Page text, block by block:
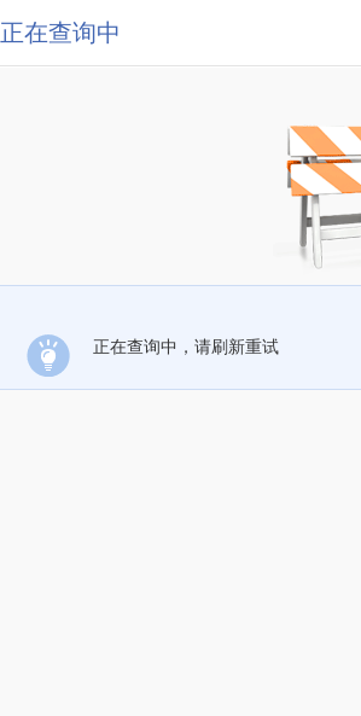
正在查询中
正在查询中，请刷新重试